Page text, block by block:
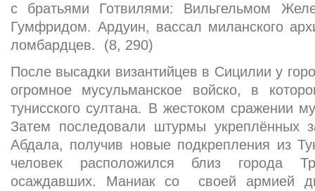
с братьями Готвилями: Вильгельмом
Гумфридом. Ардуин, вассал миланского
ломбардцев. (8, 290)
После высадки византийцев в Сицилии у
огромное мусульманское войско, в
тунисского султана. В жестоком сражении
Затем последовали штурмы укреплённых
Абдала, получив новые подкрепления из
человек расположился близ города
осаждавших. Маниак со своей армией